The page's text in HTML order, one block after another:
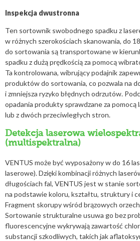
Inspekcja dwustronna
Ten sortownik swobodnego spadku z
w różnych szerokościach skanowania, do
do sortowania są transportowane w
spadku z dużą prędkością za pomocą
Ta kontrolowana, wibrujący podajnik
produktów do sortowania, co pozwala na
i zmniejsza ryzyko błędnych odrzutów.
opadania produkty sprawdzane za
lub z dwóch przeciwległych stron.
Detekcja laserowa
(multispektralna)
VENTUS może być wyposażony w do 16
laserowe). Dzięki kombinacji różnych
długościach fal, VENTUS jest w stanie
na podstawie koloru, kształtu, struktury i
Fragment skorupy wśród brązowych
Sortowanie strukturalne usuwa go bez
fluorescencyjne wykrywają zawartość
substancji szkodliwych, takich jak